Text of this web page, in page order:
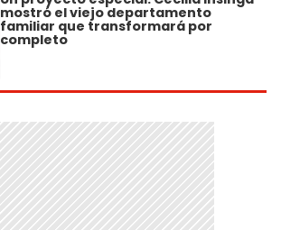
mostró el viejo departamento
familiar que transformará por
completo